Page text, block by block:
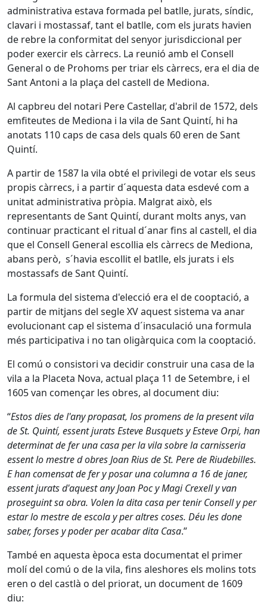
administrativa estava formada pel batlle, jurats, síndic,
clavari i mostassaf, tant el batlle, com els jurats havien
de rebre la conformitat del senyor jurisdiccional per
poder exercir els càrrecs. La reunió amb el Consell
General o de Prohoms per triar els càrrecs, era el dia de
Sant Antoni a la plaça del castell de Mediona.
Al capbreu del notari Pere Castellar, d'abril de 1572, dels
emfiteutes de Mediona i la vila de Sant Quintí, hi ha
anotats 110 caps de casa dels quals 60 eren de Sant
Quintí.
A partir de 1587 la vila obté el privilegi de votar els seus
propis càrrecs, i a partir d´aquesta data esdevé com a
unitat administrativa pròpia. Malgrat això, els
representants de Sant Quintí, durant molts anys, van
continuar practicant el ritual d´anar fins al castell, el dia
que el Consell General escollia els càrrecs de Mediona,
abans però, s´havia escollit el batlle, els jurats i els
mostassafs de Sant Quintí.
La formula del sistema d'elecció era el de cooptació, a
partir de mitjans del segle XV aquest sistema va anar
evolucionant cap el sistema d´insaculació una formula
més participativa i no tan oligàrquica com la cooptació.
El comú o consistori va decidir construir una casa de la
vila a la Placeta Nova, actual plaça 11 de Setembre, i el
1605 van començar les obres, al document diu:
“Estos dies de l'any propasat, los promens de la present vila
de St. Quintí, essent jurats Esteve Busquets y Esteve Orpi, han
determinat de fer una casa per la vila sobre la carnisseria
essent lo mestre d obres Joan Rius de St. Pere de Riudebilles.
E han comensat de fer y posar una columna a 16 de janer,
essent jurats d'aquest any Joan Poc y Magi Crexell y van
proseguint sa obra. Volen la dita casa per tenir Consell y per
estar lo mestre de escola y per altres coses. Déu les done
saber, forses y poder per acabar dita Casa.”
També en aquesta època esta documentat el primer
molí del comú o de la vila, fins aleshores els molins tots
eren o del castlà o del priorat, un document de 1609
diu: